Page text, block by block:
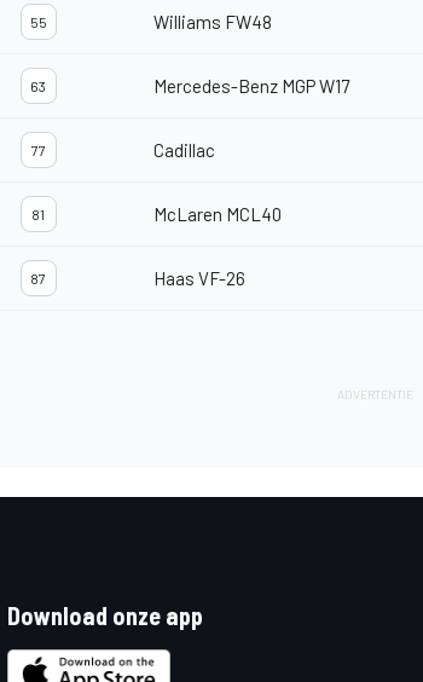
55 Williams FW48
63 Mercedes-Benz MGP W17
77 Cadillac
81 McLaren MCL40
87 Haas VF-26
Download onze app